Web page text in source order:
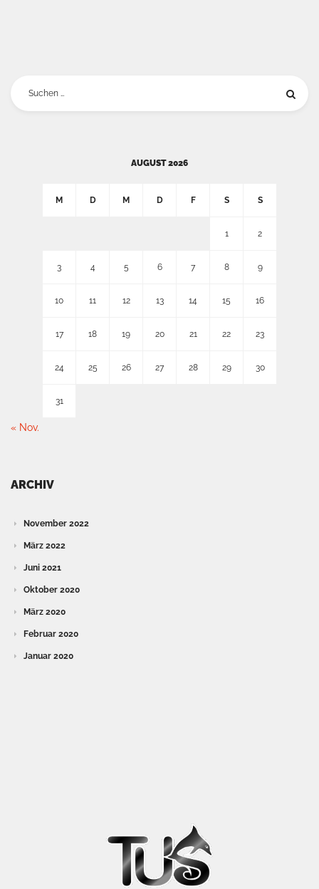
nach:
AUGUST 2026
M D M D F S S
1 2
3 4 5 6 7 8 9
10 11 12 13 14 15 16
17 18 19 20 21 22 23
24 25 26 27 28 29 30
31
« Nov.
ARCHIV
November 2022
März 2022
Juni 2021
Oktober 2020
März 2020
Februar 2020
Januar 2020